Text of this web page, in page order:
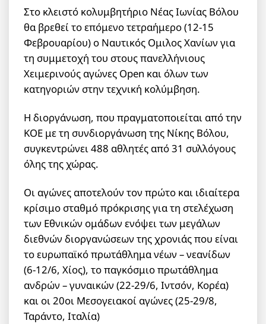
Στο κλειστό κολυμβητήριο Νέας Ιωνίας Βόλου
θα βρεθεί το επόμενο τετραήμερο (12-15
Φεβρουαρίου) ο Ναυτικός Ομιλος Χανίων για
τη συμμετοχή του στους πανελλήνιους
Χειμερινούς αγώνες Open και όλων των
κατηγοριών στην τεχνική κολύμβηση.
Η διοργάνωση, που πραγματοποιείται από την
ΚΟΕ με τη συνδιοργάνωση της Νίκης Βόλου,
συγκεντρώνει 488 αθλητές από 31 συλλόγους
όλης της χώρας.
Οι αγώνες αποτελούν τον πρώτο και ιδιαίτερα
κρίσιμο σταθμό πρόκρισης για τη στελέχωση
των Εθνικών oμάδων ενόψει των μεγάλων
διεθνών διοργανώσεων της χρονιάς που είναι
το ευρωπαϊκό πρωτάθλημα νέων – νεανίδων
(6-12/6, Χίος), το παγκόσμιο πρωτάθλημα
ανδρών – γυναικών (22-29/6, Ιντσόν, Κορέα)
και οι 20οι Μεσογειακοί αγώνες (25-29/8,
Ταράντο, Ιταλία)